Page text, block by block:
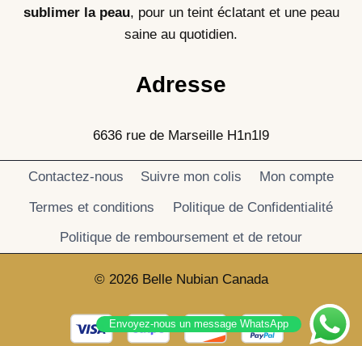
sublimer la peau, pour un teint éclatant et une peau
saine au quotidien.
Adresse
6636 rue de Marseille H1n1l9
Contactez-nous Suivre mon colis
Mon compte
Termes et conditions
Politique de Confidentialité
Politique de remboursement et de retour
© 2026 Belle Nubian Canada
Envoyez-nous un message WhatsApp